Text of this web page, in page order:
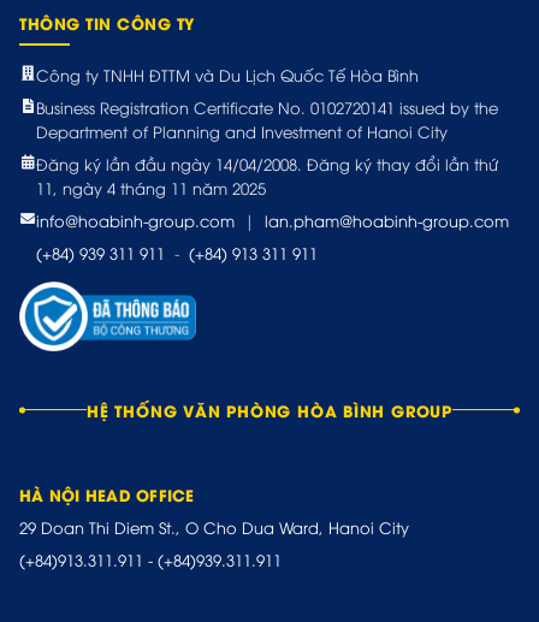
THÔNG TIN CÔNG TY
Công ty TNHH ĐTTM và Du Lịch Quốc Tế Hòa Bình
Business Registration Certificate No. 0102720141 issued by the
Department of Planning and Investment of Hanoi City
Đăng ký lần đầu ngày 14/04/2008. Đăng ký thay đổi lần thứ
11, ngày 4 tháng 11 năm 2025
info@hoabinh-group.com
|
lan.pham@hoabinh-group.com
(+84) 939 311 911 - (+84) 913 311 911
HỆ THỐNG VĂN PHÒNG HÒA BÌNH GROUP
HÀ NỘI HEAD OFFICE
29 Doan Thi Diem St., O Cho Dua Ward, Hanoi City
(+84)913.311.911 - (+84)939.311.911